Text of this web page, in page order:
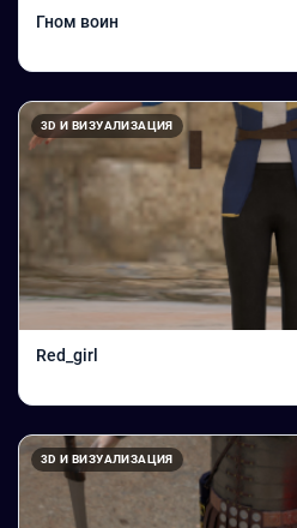
Гном воин
3D И ВИЗУАЛИЗАЦИЯ
Red_girl
3D И ВИЗУАЛИЗАЦИЯ